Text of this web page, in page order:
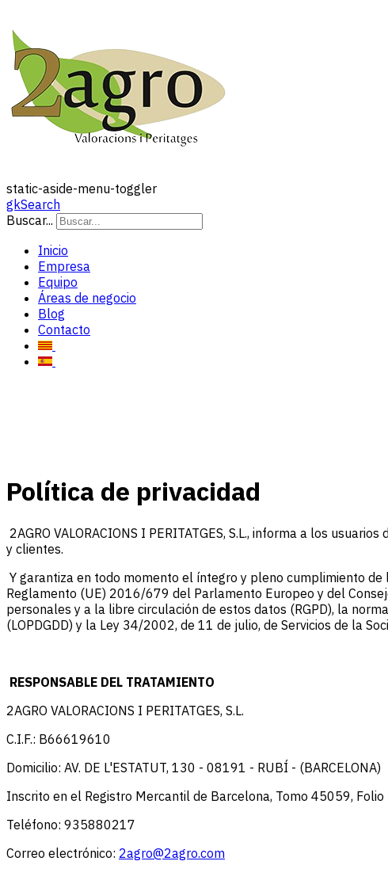
static-aside-menu-toggler
gkSearch
Buscar...
Inicio
Empresa
Equipo
Áreas de negocio
Blog
Contacto
Política de privacidad
2AGRO VALORACIONS I PERITATGES, S.L., informa a los
y clientes.
Y garantiza en todo momento el íntegro y pleno cumplimiento
Reglamento (UE) 2016/679 del Parlamento Europeo y del
personales y a la libre circulación de estos datos (RGPD), la
(LOPDGDD) y la Ley 34/2002, de 11 de julio, de Servicios de la
RESPONSABLE DEL TRATAMIENTO
2AGRO VALORACIONS I PERITATGES, S.L.
C.I.F.: B66619610
Domicilio: AV. DE L'ESTATUT, 130 - 08191 - RUBÍ - (BARCELONA)
Inscrito en el Registro Mercantil de Barcelona, Tomo 45059,
Teléfono: 935880217
Correo electrónico: 2agro@2agro.com